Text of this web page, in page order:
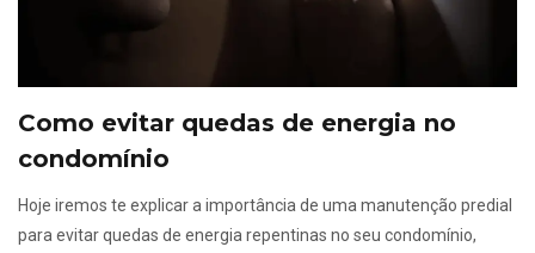
Como evitar quedas de energia no
condomínio
Hoje iremos te explicar a importância de uma manutenção predial
para evitar quedas de energia repentinas no seu condomínio,